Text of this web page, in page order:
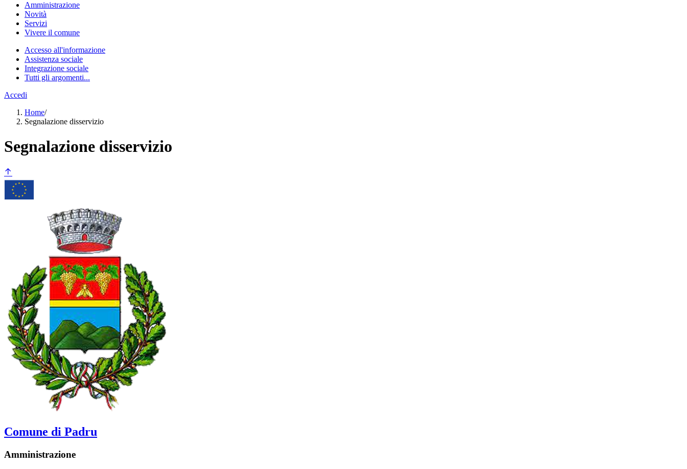
Amministrazione
Novità
Servizi
Vivere il comune
Accesso all'informazione
Assistenza sociale
Integrazione sociale
Tutti gli argomenti...
Accedi
Home/
Segnalazione disservizio
Segnalazione disservizio
Comune di Padru
Amministrazione